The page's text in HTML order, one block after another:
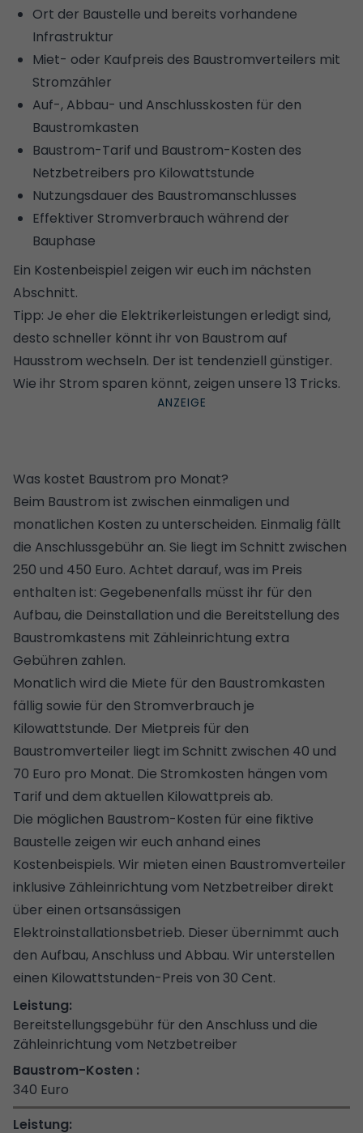
Ort der Baustelle und bereits vorhandene
Infrastruktur
Miet- oder Kaufpreis des Baustromverteilers mit
Stromzähler
Auf-, Abbau- und Anschlusskosten für den
Baustromkasten
Baustrom-Tarif und Baustrom-Kosten des
Netzbetreibers pro Kilowattstunde
Nutzungsdauer des Baustromanschlusses
Effektiver Stromverbrauch während der
Bauphase
Ein Kostenbeispiel zeigen wir euch im nächsten
Abschnitt.
Tipp: Je eher die Elektrikerleistungen erledigt sind,
desto schneller könnt ihr von Baustrom auf
Hausstrom wechseln. Der ist tendenziell günstiger.
Wie ihr Strom sparen könnt, zeigen unsere 13 Tricks.
Was kostet Baustrom pro Monat?
Beim Baustrom ist zwischen einmaligen und
monatlichen Kosten zu unterscheiden. Einmalig fällt
die Anschlussgebühr an. Sie liegt im Schnitt zwischen
250 und 450 Euro. Achtet darauf, was im Preis
enthalten ist: Gegebenenfalls müsst ihr für den
Aufbau, die Deinstallation und die Bereitstellung des
Baustromkastens mit Zähleinrichtung extra
Gebühren zahlen.
Monatlich wird die Miete für den Baustromkasten
fällig sowie für den Stromverbrauch je
Kilowattstunde. Der Mietpreis für den
Baustromverteiler liegt im Schnitt zwischen 40 und
70 Euro pro Monat. Die Stromkosten hängen vom
Tarif und dem aktuellen Kilowattpreis ab.
Die möglichen Baustrom-Kosten für eine fiktive
Baustelle zeigen wir euch anhand eines
Kostenbeispiels. Wir mieten einen Baustromverteiler
inklusive Zähleinrichtung vom Netzbetreiber direkt
über einen ortsansässigen
Elektroinstallationsbetrieb. Dieser übernimmt auch
den Aufbau, Anschluss und Abbau. Wir unterstellen
einen Kilowattstunden-Preis von 30 Cent.
Bereitstellungsgebühr für den Anschluss und die
Zähleinrichtung vom Netzbetreiber
340 Euro